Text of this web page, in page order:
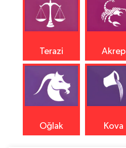
Terazi Akrep
Oğlak Kova